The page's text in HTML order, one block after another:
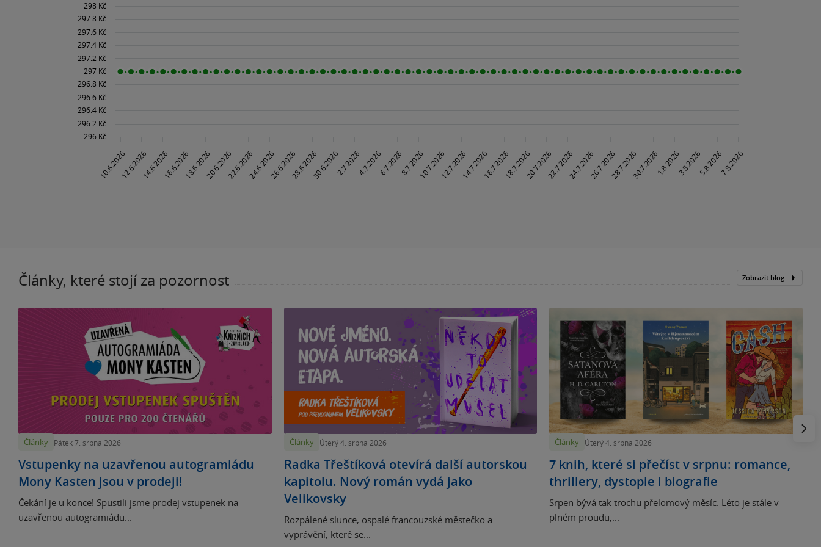
Články, které stojí za pozornost Zobrazit blog
Články Pátek 7. srpna 2026
Vstupenky na uzavřenou autogramiádu
Mony Kasten jsou v prodeji!
Čekání je u konce! Spustili jsme prodej vstupenek na
uzavřenou autogramiádu...
Články Úterý 4. srpna 2026
Radka Třeštíková otevírá další autorskou
kapitolu. Nový román vydá jako
Velikovsky
Rozpálené slunce, ospalé francouzské městečko a
vyprávění, které se...
Články Úterý 4. srpna 2026
7 knih, které si přečíst v srpnu: romance,
thrillery, dystopie i biografie
Srpen bývá tak trochu přelomový měsíc. Léto je stále v
plném proudu,...